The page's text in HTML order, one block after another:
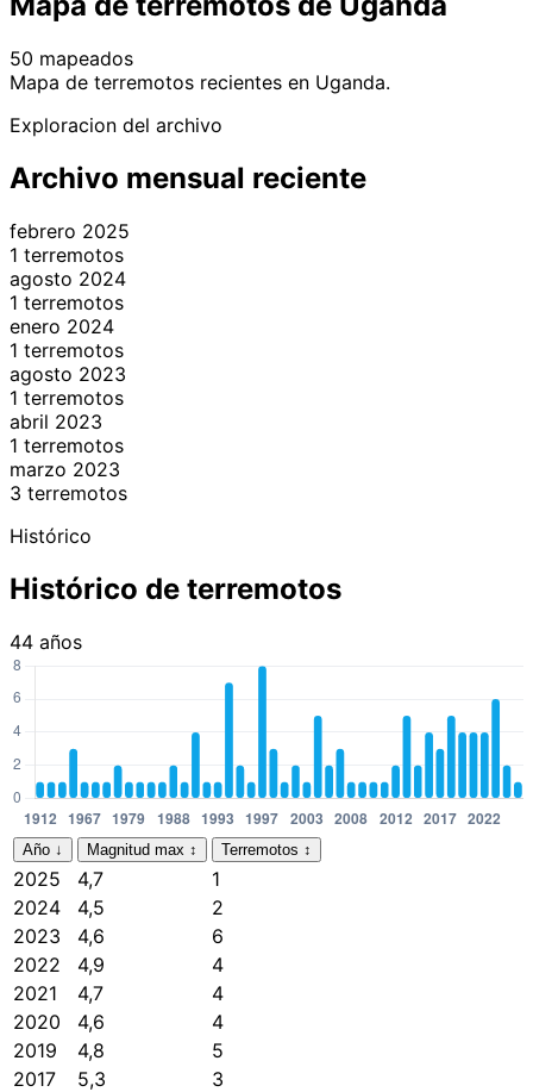
50 mapeados
+
−
Mapa de terremotos recientes en Uganda.
Exploracion del archivo
Archivo mensual reciente
febrero 2025
1 terremotos
agosto 2024
1 terremotos
enero 2024
1 terremotos
agosto 2023
1 terremotos
abril 2023
1 terremotos
marzo 2023
3 terremotos
Histórico
Histórico de terremotos
44 años
Año ↓ Magnitud max ↕ Terremotos ↕
2025 4,7
1
2024
4,5
2
2023
4,6
6
2022
4,9
4
2021
4,7
4
2020
4,6
4
2019
4,8
5
2017
5,3
3